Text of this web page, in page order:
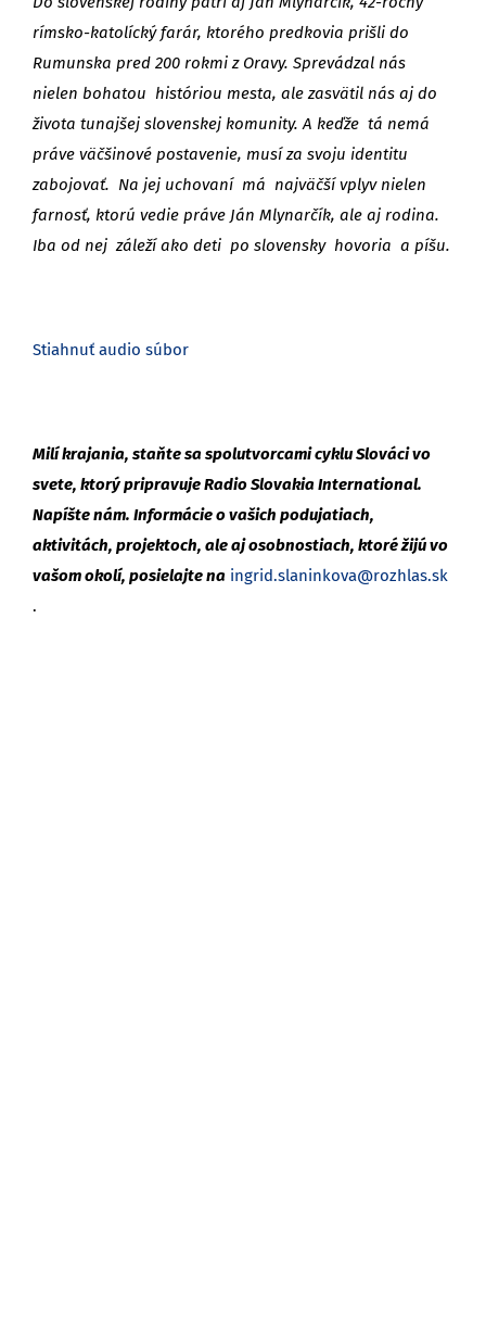
rímsko-katolícký farár, ktorého predkovia prišli do
Rumunska pred 200 rokmi z Oravy. Sprevádzal nás
nielen bohatou históriou mesta, ale zasvätil nás aj do
života tunajšej slovenskej komunity. A keďže tá nemá
práve väčšinové postavenie, musí za svoju identitu
zabojovať. Na jej uchovaní má najväčší vplyv nielen
farnosť, ktorú vedie práve Ján Mlynarčík, ale aj rodina.
Iba od nej záleží ako deti po slovensky hovoria a píšu.
Stiahnuť audio súbor
Milí krajania, staňte sa spolutvorcami cyklu Slováci vo
svete, ktorý pripravuje Radio Slovakia International.
Napíšte nám. Informácie o vašich podujatiach,
aktivitách, projektoch, ale aj osobnostiach, ktoré žijú vo
vašom okolí, posielajte na ingrid.slaninkova@rozhlas.sk
.